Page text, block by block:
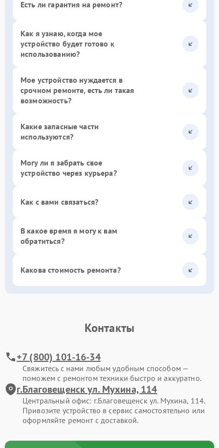
Есть ли гарантия на ремонт?
Как я узнаю, когда мое
устройство будет готово к
использованию?
Мое устройство нуждается в
срочном ремонте, есть ли такая
возможность?
Какие запасные части
используются?
Могу ли я забрать свое
устройство через курьера?
Как с вами связаться?
В какое время я могу к вам
обратиться?
Какова стоимость ремонта?
Контакты
+7 (800) 101-16-34
Свяжитесь с нами любым удобным способом —
поможем с ремонтом техники быстро и аккуратно.
г.Благовещенск ул. Мухина, 114
Центральный офис: г.Благовещенск ул. Мухина, 114.
Привозите устройство в сервис самостоятельно или
оформляйте ремонт с доставкой.